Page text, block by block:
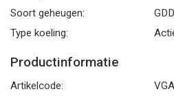
Soort geheugen:
Type koeling:
Productinformatie
Artikelcode: